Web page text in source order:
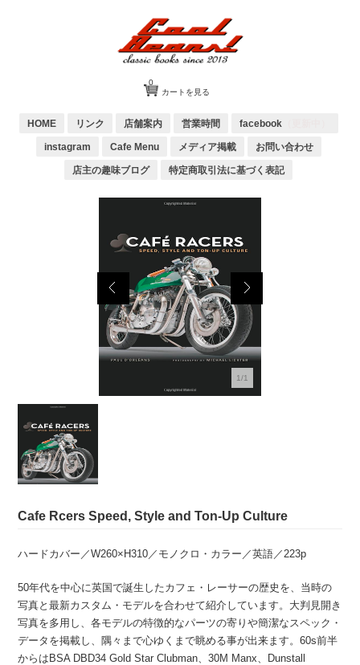
カートを見る
0
HOME リンク 店舗案内 営業時間 facebook（更新中）
instagram Cafe Menu メディア掲載 お問い合わせ
店主の趣味ブログ 特定商取引法に基づく表記
1/1
Cafe Rcers Speed, Style and Ton-Up Culture
ハードカバー／W260×H310／モノクロ・カラー／英語／223p
50年代を中心に英国で誕生したカフェ・レーサーの歴史を、当時の
写真と最新カスタム・モデルを合わせて紹介しています。大判見開き
写真を多用し、各モデルの特徴的なパーツの寄りや簡潔なスペック・
データを掲載し、隅々まで心ゆくまで眺める事が出来ます。60s前半
からはBSA DBD34 Gold Star Clubman、30M Manx、Dunstall